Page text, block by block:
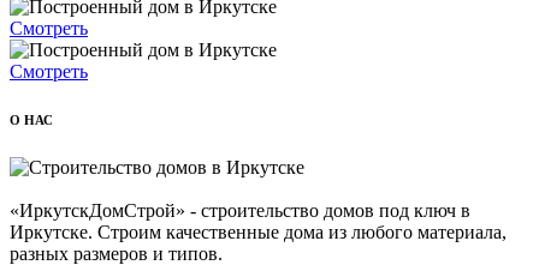
Смотреть
Смотреть
О НАС
«ИркутскДомСтрой» - строительство домов под ключ в
Иркутске. Строим качественные дома из любого материала,
разных размеров и типов.